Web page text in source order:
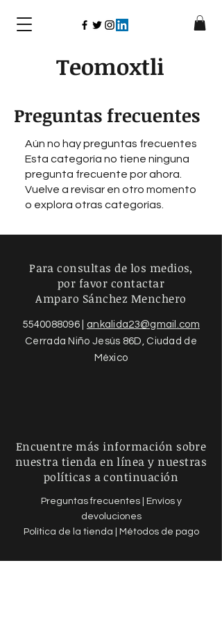
Teomoxtli
Preguntas frecuentes
Aún no hay preguntas frecuentes
Esta categoría no tiene ninguna
pregunta frecuente por ahora.
Vuelve a revisar en otro momento
o explora otras categorías.
Para consultas de los medios,
por favor contactar
Amparo Sánchez Menchero
5540088096
ankalida23@gmail.com
Cerrada Niño Jesús 86D, Ciudad de
México
Encuentre más información sobre
nuestra tienda en línea y nuestras
políticas a continuación
Preguntas frecuentes |
Envíos y
devoluciones
Política de la tienda |
Métodos de pago